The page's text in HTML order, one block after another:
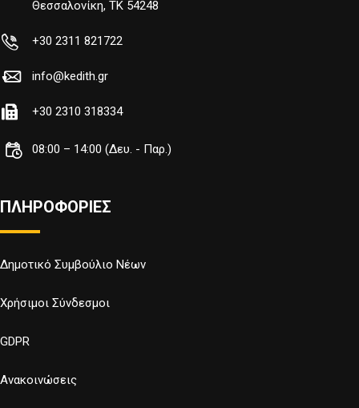
Θεσσαλονίκη, TK 54248
+30 2311 821722
info@kedith.gr
+30 2310 318334
08:00 – 14:00 (Δευ. - Παρ.)
ΠΛΗΡΟΦΟΡΙΕΣ
Δημοτικό Συμβούλιο Νέων
Χρήσιμοι Σύνδεσμοι
GDPR
Ανακοινώσεις